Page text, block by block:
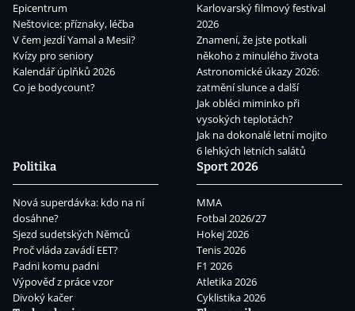
Epicentrum
Neštovice: příznaky, léčba
V čem jezdí Yamal a Mesii?
Kvízy pro seniory
Kalendář úplňků 2026
Co je bodycount?
Karlovarský filmový festival
2026
Znamení, že jste potkali
někoho z minulého života
Astronomické úkazy 2026:
zatmění slunce a další
Jak obléci miminko při
vysokých teplotách?
Jak na dokonalé letní mojito
6 lehkých letních salátů
Politika
Nová superdávka: kdo na ní
dosáhne?
Sjezd sudetských Němců
Proč vláda zavádí EET?
Padni komu padni
Výpověď z práce vzor
Divoký kačer
Sport 2026
MMA
Fotbal 2026/27
Hokej 2026
Tenis 2026
F1 2026
Atletika 2026
Cyklistika 2026